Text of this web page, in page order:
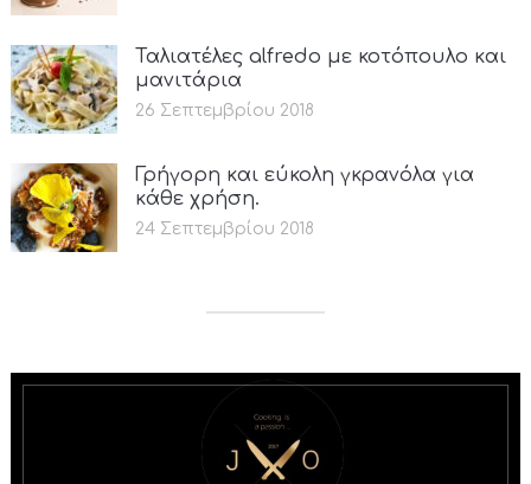
Ταλιατέλες alfredo με κοτόπουλο και
μανιτάρια
26 Σεπτεμβρίου 2018
Γρήγορη και εύκολη γκρανόλα για
κάθε χρήση.
24 Σεπτεμβρίου 2018